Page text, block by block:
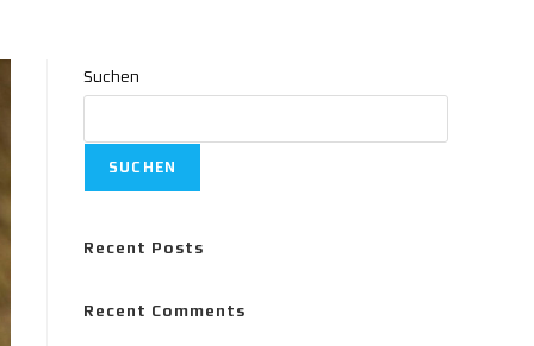
Suchen
SUCHEN
Recent Posts
Recent Comments